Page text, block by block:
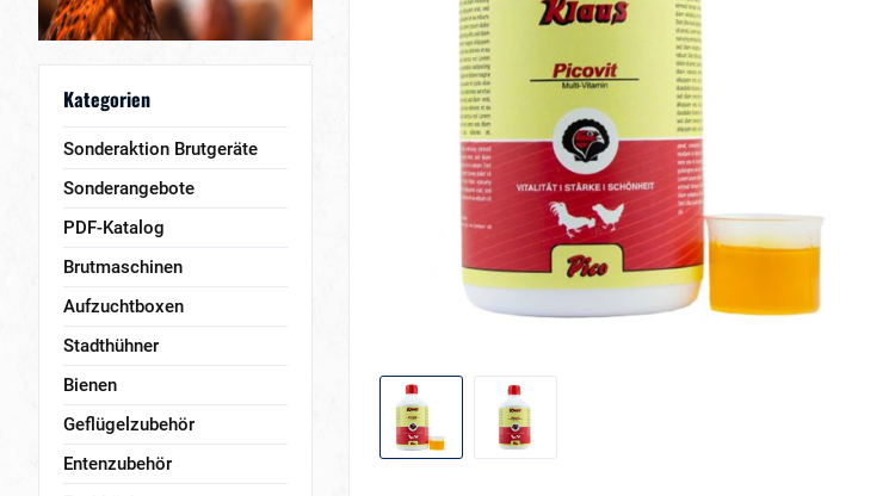
Kategorien
Sonderaktion Brutgeräte
Sonderangebote
PDF-Katalog
Brutmaschinen
Aufzuchtboxen
Stadthühner
Bienen
Geflügelzubehör
Entenzubehör